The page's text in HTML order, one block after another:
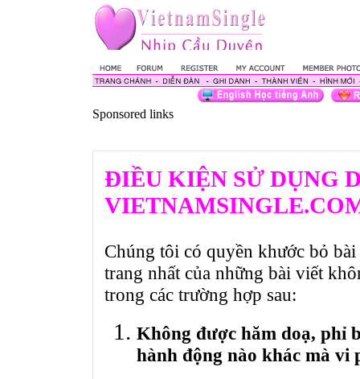
Sponsored links
ĐIỀU KIỆN SỬ DỤNG
Chúng tôi có quyền khước bỏ
trang nhất của những bài viết
trong các trường hợp sau:
Không được hăm doạ, phỉ
hành động nào khác mà vi